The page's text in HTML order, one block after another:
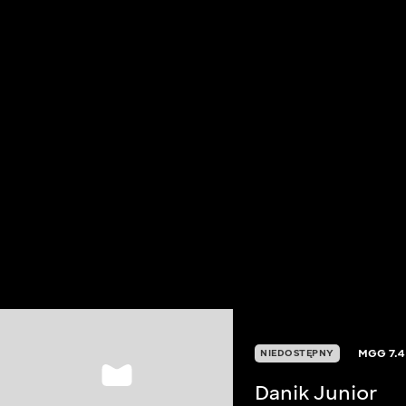
NIEDOSTĘPNY MGG7.4
Danik Junior